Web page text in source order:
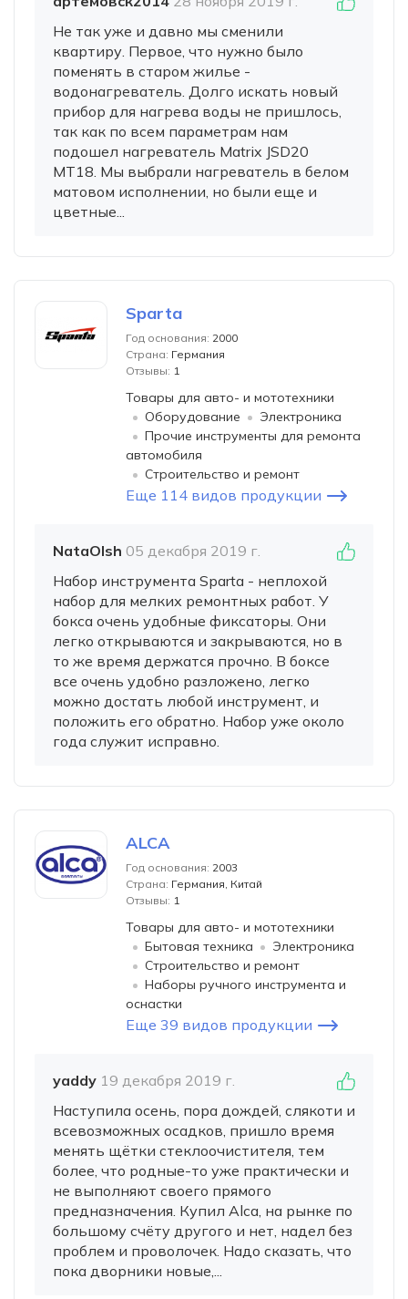
Не так уже и давно мы сменили
квартиру. Первое, что нужно было
поменять в старом жилье -
водонагреватель. Долго искать новый
прибор для нагрева воды не пришлось,
так как по всем параметрам нам
подошел нагреватель Matrix JSD20
MT18. Мы выбрали нагреватель в белом
матовом исполнении, но были еще и
цветные...
Sparta
Год основания: 2000
Страна: Германия
Отзывы: 1
Товары для авто- и мототехники
Оборудование
Электроника
Прочие инструменты для ремонта
автомобиля
Строительство и ремонт
Еще 114 видов продукции
NataOlsh 05 декабря 2019 г.
Набор инструмента Sparta - неплохой
набор для мелких ремонтных работ. У
бокса очень удобные фиксаторы. Они
легко открываются и закрываются, но в
то же время держатся прочно. В боксе
все очень удобно разложено, легко
можно достать любой инструмент, и
положить его обратно. Набор уже около
года служит исправно.
ALCA
Год основания: 2003
Страна: Германия, Китай
Отзывы: 1
Товары для авто- и мототехники
Бытовая техника
Электроника
Строительство и ремонт
Наборы ручного инструмента и
оснастки
Еще 39 видов продукции
yaddy 19 декабря 2019 г.
Наступила осень, пора дождей, слякоти и
всевозможных осадков, пришло время
менять щётки стеклоочистителя, тем
более, что родные-то уже практически и
не выполняют своего прямого
предназначения. Купил Alca, на рынке по
большому счёту другого и нет, надел без
проблем и проволочек. Надо сказать, что
пока дворники новые,...